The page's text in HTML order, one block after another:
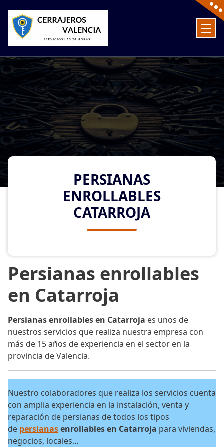
content
PERSIANAS
ENROLLABLES
CATARROJA
Persianas enrollables
en Catarroja
Persianas enrollables en Catarroja es unos de
nuestros servicios que realiza nuestra empresa con
más de 15 años de experiencia en el sector en la
provincia de Valencia.
Nuestro colaboradores que realiza los servicios cuenta
con amplia experiencia en la instalación, venta y
reparación de persianas de todos los tipos
de persianasenrollables en Catarroja para viviendas,
negocios, locales…